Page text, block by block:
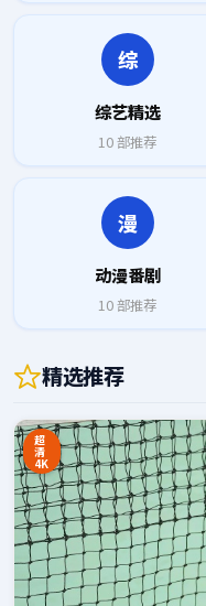
综
综艺精选
10部推荐
漫
动漫番剧
10部推荐
精选推荐
超
清
4K